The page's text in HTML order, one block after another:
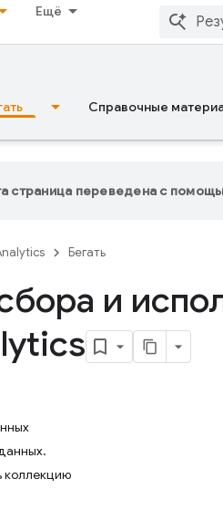
Ещё
Справочные
страница переведена с
Бегать
и
коллекцию